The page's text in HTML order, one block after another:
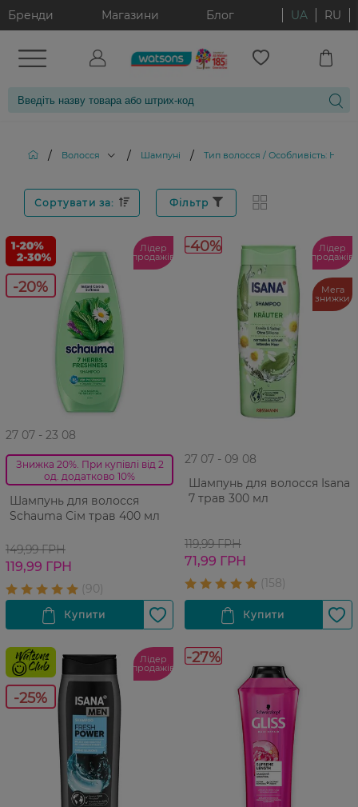
Бренди Магазини Блог UA RU
/ Волосся / Шампуні / Тип волосся / Особливість:
Сортувати за: Фільтр
-20%
Лідер
продажів
27 07 - 23 08
Знижка 20%. При купівлі від 2
од. додатково 10%
Шампунь для волосся
Schauma Сім трав 400 мл
149,99 ГРН
119,99 ГРН
-40% Лідер
продажів
Мега
знижки
27 07 - 09 08
Шампунь для волосся Isana
7 трав 300 мл
119,99 ГРН
71,99 ГРН
-25%
Лідер
продажів
-27%